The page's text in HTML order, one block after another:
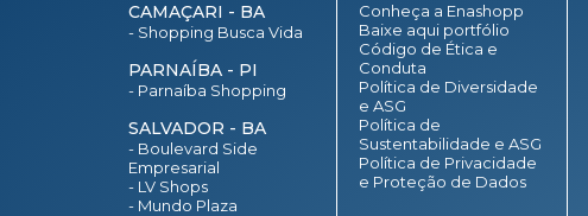
CAMAÇARI - BA
- Shopping Busca Vida
PARNAÍBA - PI
- Parnaíba Shopping
SALVADOR - BA
- Boulevard Side
Empresarial
- LV Shops
- Mundo Plaza
Conheça a Enashopp
Baixe aqui portfólio
Código de Ética e
Conduta
Política de Diversidade
e ASG
Política de
Sustentabilidade e ASG
Política de Privacidade
e Proteção de Dados